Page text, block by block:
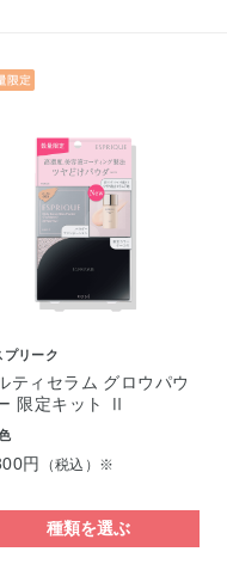
プリーク
ティセラム グロウパウ
限定キット Ⅱ
円 （税込）※
種類を選ぶ